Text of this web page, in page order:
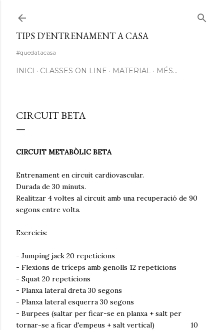
TIPS D'ENTRENAMENT A CASA
#quedatacasa
INICI CLASSES ON LINE MATERIAL MÉS…
CIRCUIT BETA
CIRCUIT METABÒLIC BETA
Entrenament en circuit cardiovascular.
Durada de 30 minuts.
Realitzar 4 voltes al circuit amb una recuperació de 90
segons entre volta.
Exercicis:
- Jumping jack 20 repeticions
- Flexions de tríceps amb genolls 12 repeticions
- Squat 20 repeticions
- Planxa lateral dreta 30 segons
- Planxa lateral esquerra 30 segons
- Burpees (saltar per ficar-se en planxa + salt per
tornar-se a ficar d'empeus + salt vertical) 10